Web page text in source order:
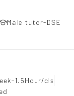
Male tutor-DSE
1.5Hour/cls